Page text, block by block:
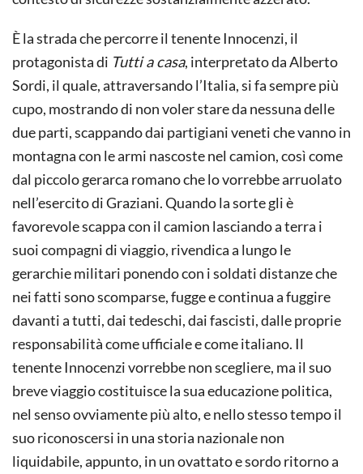
È la strada che percorre il tenente Innocenzi, il
protagonista di Tutti a casa, interpretato da Alberto
Sordi, il quale, attraversando l’Italia, si fa sempre più
cupo, mostrando di non voler stare da nessuna delle
due parti, scappando dai partigiani veneti che vanno in
montagna con le armi nascoste nel camion, così come
dal piccolo gerarca romano che lo vorrebbe arruolato
nell’esercito di Graziani. Quando la sorte gli è
favorevole scappa con il camion lasciando a terra i
suoi compagni di viaggio, rivendica a lungo le
gerarchie militari ponendo con i soldati distanze che
nei fatti sono scomparse, fugge e continua a fuggire
davanti a tutti, dai tedeschi, dai fascisti, dalle proprie
responsabilità come ufficiale e come italiano. Il
tenente Innocenzi vorrebbe non scegliere, ma il suo
breve viaggio costituisce la sua educazione politica,
nel senso ovviamente più alto, e nello stesso tempo il
suo riconoscersi in una storia nazionale non
liquidabile, appunto, in un ovattato e sordo ritorno a